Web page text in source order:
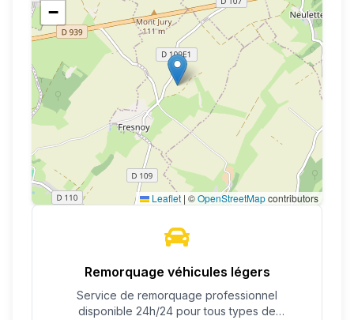
−
Leaflet | ©OpenStreetMapcontributors
Remorquage véhicules légers
Service de remorquage professionnel
disponible 24h/24 pour tous types de